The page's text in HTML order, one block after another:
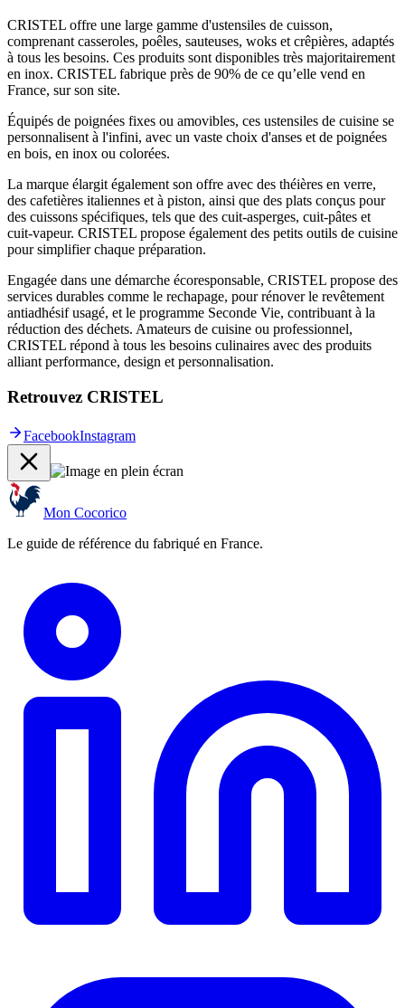
CRISTEL offre une large gamme d'ustensiles de cuisson,
comprenant casseroles, poêles, sauteuses, woks et crêpières, adaptés
à tous les besoins. Ces produits sont disponibles très majoritairement
en inox. CRISTEL fabrique près de 90% de ce qu’elle vend en
France, sur son site.
Équipés de poignées fixes ou amovibles, ces ustensiles de cuisine se
personnalisent à l'infini, avec un vaste choix d'anses et de poignées
en bois, en inox ou colorées.
La marque élargit également son offre avec des théières en verre,
des cafetières italiennes et à piston, ainsi que des plats conçus pour
des cuissons spécifiques, tels que des cuit-asperges, cuit-pâtes et
cuit-vapeur. CRISTEL propose également des petits outils de cuisine
pour simplifier chaque préparation.
Engagée dans une démarche écoresponsable, CRISTEL propose des
services durables comme le rechapage, pour rénover le revêtement
antiadhésif usagé, et le programme Seconde Vie, contribuant à la
réduction des déchets. Amateurs de cuisine ou professionnel,
CRISTEL répond à tous les besoins culinaires avec des produits
alliant performance, design et personnalisation.
Retrouvez CRISTEL
FacebookInstagram
Mon Cocorico
Le guide de référence du fabriqué en France.